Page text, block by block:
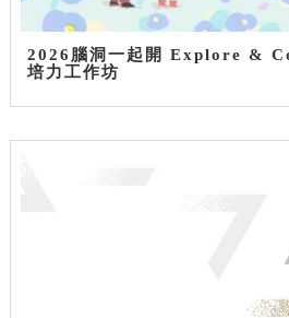
2026腦洞一起開 Explore &
培力工作坊